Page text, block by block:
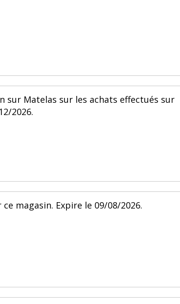
sur Matelas sur les achats effectués sur
2026.
magasin. Expire le 09/08/2026.